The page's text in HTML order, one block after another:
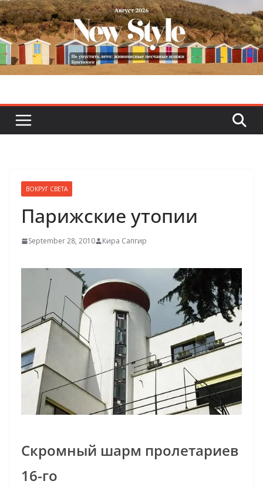
Skip
to
content
ВОКРУГ СВЕТА
Парижские утопии
September 28, 2010 Кира Сапгир
Скромный шарм пролетариев
16-го